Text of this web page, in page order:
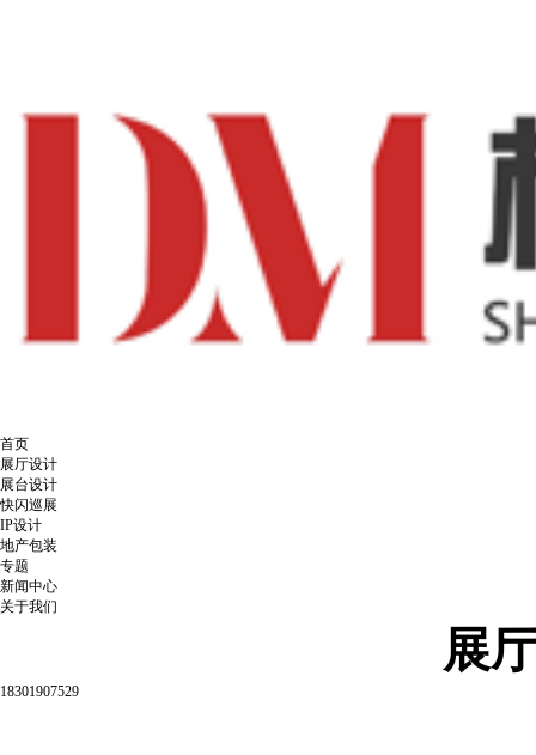
首页
展厅设计
展台设计
快闪巡展
IP设计
地产包装
专题
新闻中心
关于我们
展
18301907529